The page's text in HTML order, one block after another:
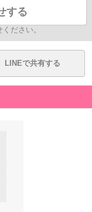
する
ださい。
LINEで共有する